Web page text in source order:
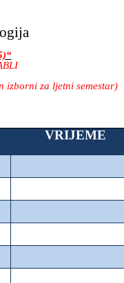
izborni za ljetni semestar)
VRIJEME